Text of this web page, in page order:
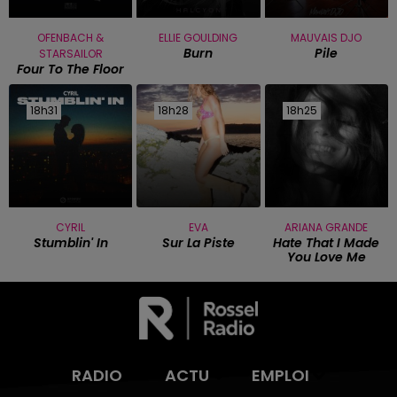
OFENBACH &
STARSAILOR
Four To The Floor
ELLIE GOULDING
Burn
MAUVAIS DJO
Pile
18h31
18h31
CYRIL
Stumblin' In
18h28
18h28
EVA
Sur La Piste
18h25
18h25
ARIANA GRANDE
Hate That I Made
You Love Me
RADIO ACTU EMPLOI